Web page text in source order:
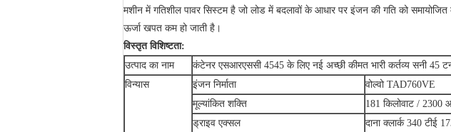
मशीन में गतिशील पावर सिस्टम है जो लोड में बदलावों के आधार पर इंजन की गति को समायोजित
ऊर्जा खपत कम हो जाती है।
विस्तृत विशिष्टता:
उत्पाद का नाम
कंटेनर एसआरएससी 4545 के लिए नई अच्छी कीमत भारी कर्तव्य सनी 45
विन्यास
इंजन निर्माता
वोल्वो TAD760VE
मूल्यांकित शक्ति
181 किलोवाट / 2300
ड्राइव एक्सल
दाना क्लार्क 340 टीई